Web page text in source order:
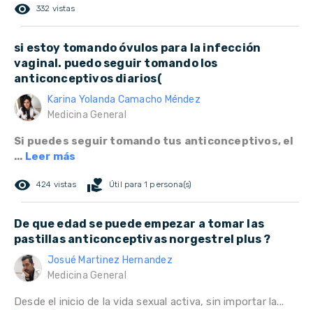
remove_red_eye 332 vistas
si estoy tomando óvulos para la infección
vaginal. puedo seguir tomando los
anticonceptivos diarios(
Karina Yolanda Camacho Méndez
Medicina General
Si puedes seguir tomando tus anticonceptivos, el
... Leer más
remove_red_eye 424 vistas volunteer_activism Útil para 1 persona(s)
De que edad se puede empezar a tomar las
pastillas anticonceptivas norgestrel plus ?
Josué Martinez Hernandez
Medicina General
Desde el inicio de la vida sexual activa, sin importar la...